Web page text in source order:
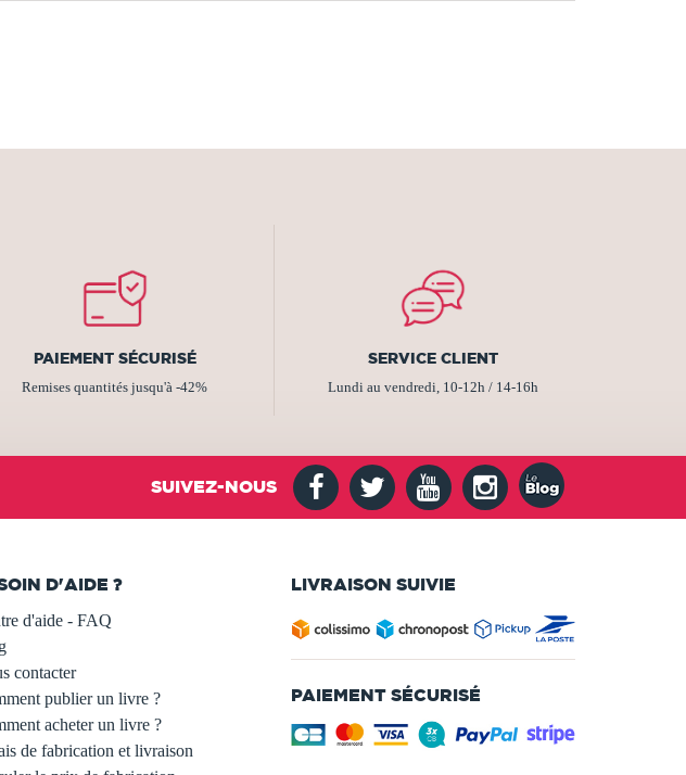
PAIEMENT SÉCURISÉ
Remises quantités jusqu'à -42%
SERVICE CLIENT
Lundi au vendredi, 10-12h / 14-16h
SUIVEZ-NOUS
D'AIDE ?
d'aide - FAQ
contacter
publier un livre ?
acheter un livre ?
de fabrication et livraison
LIVRAISON SUIVIE
PAIEMENT SÉCURISÉ